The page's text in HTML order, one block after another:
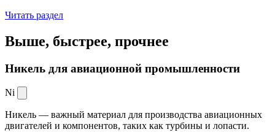
Читать раздел
Выше, быстрее, прочнее
Никель для авиационной промышленности
Ni
Никель — важный материал для производства авиационных
двигателей и компонентов, таких как турбины и лопасти.